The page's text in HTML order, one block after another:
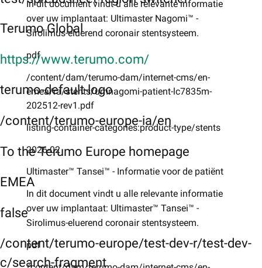
Terumo Global
https://www.terumo.com/
terumo-default-logo
/content/terumo-europe-ia/en
To the Terumo Europe homepage
EMEA
false
/content/terumo-europe/test-dev-r/test-dev-
c/search-fragment
In dit document vindt u alle relevante informatie
over uw implantaat: Ultimaster Nagomi™ -
Sirolimus-eluerend coronair stentsysteem.
pdf
/content/dam/terumo-dam/internet-cms/en-
emea/ra/stents/umnagomi-patient-lc7835m-
202512-rev1.pdf
listing-container-categories:product-type/stents
2026-02
Ultimaster™ Tansei™ - Informatie voor de patiënt
In dit document vindt u alle relevante informatie
over uw implantaat: Ultimaster™ Tansei™ -
Sirolimus-eluerend coronair stentsysteem.
pdf